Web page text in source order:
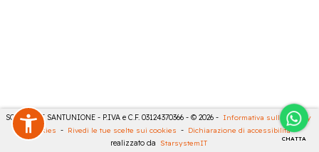
CHATTA
SONCINI E SANTUNIONE - P.IVA e C.F. 03124370366 - © 2026 - Informativa sulla privacy
Cookies - Rivedi le tue scelte sui cookies - Dichiarazione di accessibilità -
realizzato da StarsystemIT